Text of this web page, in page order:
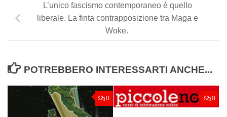
L’unico fascismo contemporaneo è quello
liberale. La finta contrapposizione tra Maga e
Woke.
POTREBBERO INTERESSARTI ANCHE...
0 0